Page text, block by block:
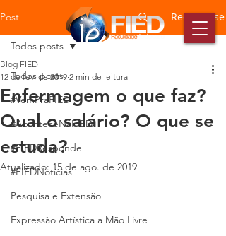
Post Registre-se
Todos posts
#VemPraFIED
#AconteceNaFIED
#FIEDResponde
#FIEDNotícias
Pesquisa e Extensão
Expressão Artística a Mão Livre
Todos posts
Enfermagem o que faz?
Qual o salário? O que se
estuda?
Blog FIED
12 de fev. de 2019 2 min de leitura
Atualizado:15 de ago. de 2019